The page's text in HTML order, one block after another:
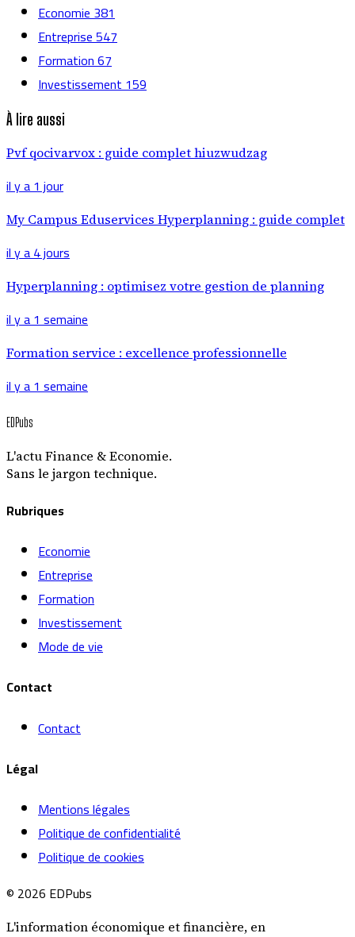
Economie381
Entreprise547
Formation67
Investissement159
À lire aussi
Pvf qocivarvox : guide complet hiuzwudzag
il y a 1 jour
My Campus Eduservices Hyperplanning : guide complet
il y a 4 jours
Hyperplanning : optimisez votre gestion de planning
il y a 1 semaine
Formation service : excellence professionnelle
il y a 1 semaine
EDPubs
L'actu Finance & Economie.
Sans le jargon technique.
Rubriques
Economie
Entreprise
Formation
Investissement
Mode de vie
Contact
Contact
Légal
Mentions légales
Politique de confidentialité
Politique de cookies
© 2026 EDPubs
L'information économique et financière, en